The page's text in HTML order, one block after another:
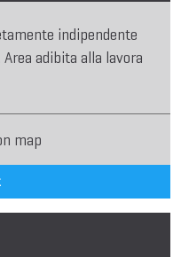
indipendente
adibita alla lavora
map